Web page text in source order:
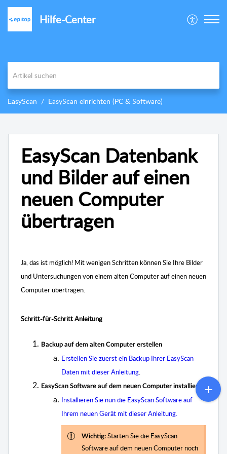
Hilfe-Center
EasyScan EasyScan einrichten (PC & Software)
EasyScan Datenbank
und Bilder auf einen
neuen Computer
übertragen
Ja, das ist möglich! Mit wenigen Schritten können Sie Ihre Bilder
und Untersuchungen von einem alten Computer auf einen neuen
Computer übertragen.
Schritt-für-Schritt Anleitung
Backup auf dem alten Computer erstellen
Erstellen Sie zuerst ein Backup Ihrer EasyScan
Daten mit dieser Anleitung.
EasyScan Software auf dem neuen Computer installieren
Installieren Sie nun die EasyScan Software auf
Ihrem neuen Gerät mit dieser Anleitung.
Wichtig: Starten Sie die EasyScan
Software auf dem neuen Computer noch